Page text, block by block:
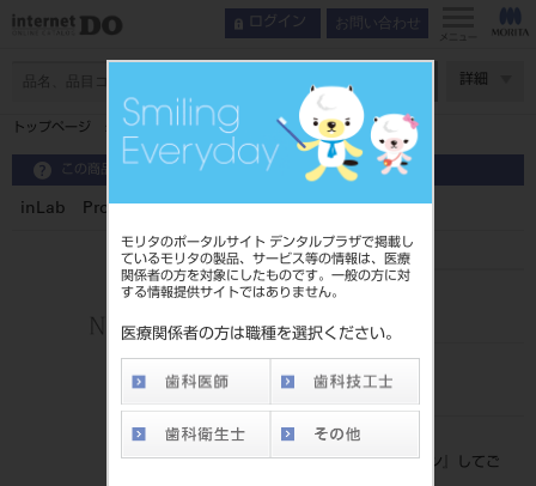
モリタのポータルサイト デンタルプラザで掲載し
ているモリタの製品、サービス等の情報は、医療
関係者の方を対象にしたものです。一般の方に対
する情報提供サイトではありません。
医療関係者の方は職種を選択ください。
ログイン お問い合わせ
メニュー
詳細
トップページ inLab Profire メタルシンタリング付
この商品に関するお問い合わせ
inLab Profire メタルシンタリング付
品目コード
4987741909532
標準価格
価格の確認は『ログイン
』してご